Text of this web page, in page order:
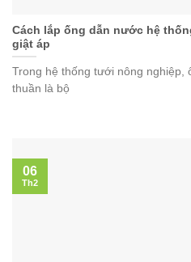
Cách lắp ống dẫn nước hệ
giật áp
Trong hệ thống tưới nông nghiệp,
thuần là bộ
06
Th2